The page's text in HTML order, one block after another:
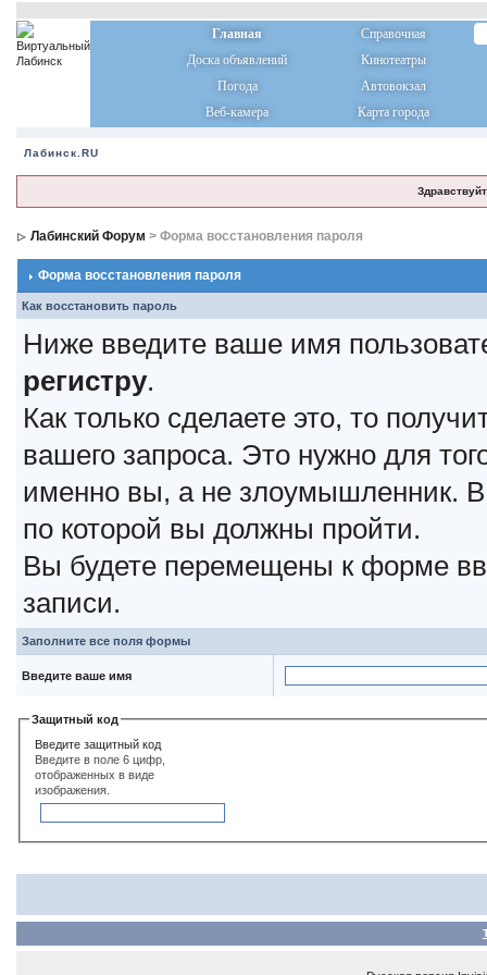
Главная
Справочная
Доска объявлений
Кинотеатры
Погода
Автовокзал
Веб-камера
Карта города
Лабинск.RU
Лабинский Форум > Форма восстановления пароля
Форма восстановления пароля
Как восстановить пароль
Ниже введите ваше имя
регистру.
Как только сделаете это, то
вашего запроса. Это нужно для
именно вы, а не злоумышленник. В
по которой вы должны пройти.
Вы будете перемещены к форме
записи.
Заполните все поля формы
Введите ваше имя
Защитный код
Введите защитный код
Введите в поле 6 цифр,
отображенных в виде
изображения.